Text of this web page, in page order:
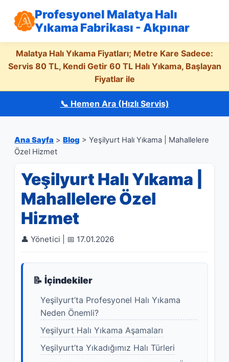
Profesyonel Malatya Halı
Yıkama Fabrikası - Akpınar
Malatya Halı Yıkama Fiyatları; Metre Kare Sadece:
Servis 80 TL, Kendi Getir 60 TL Halı Yıkama, Başlayan
Fiyatlar ile
📞 Hemen Ara (Hızlı Servis)
Ana Sayfa >Blog > Yeşilyurt Halı Yıkama | Mahallelere
Özel Hizmet
Yeşilyurt Halı Yıkama |
Mahallelere Özel
Hizmet
👤 Yönetici | 📅 17.01.2026
📝 İçindekiler
Yeşilyurt’ta Profesyonel Halı Yıkama
Neden Önemli?
Yeşilyurt Halı Yıkama Aşamaları
Yeşilyurt’ta Yıkadığımız Halı Türleri